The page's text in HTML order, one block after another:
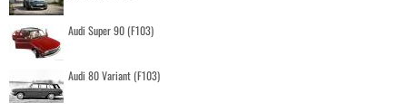
Audi Super 90 (F103)
Audi 80 Variant (F103)